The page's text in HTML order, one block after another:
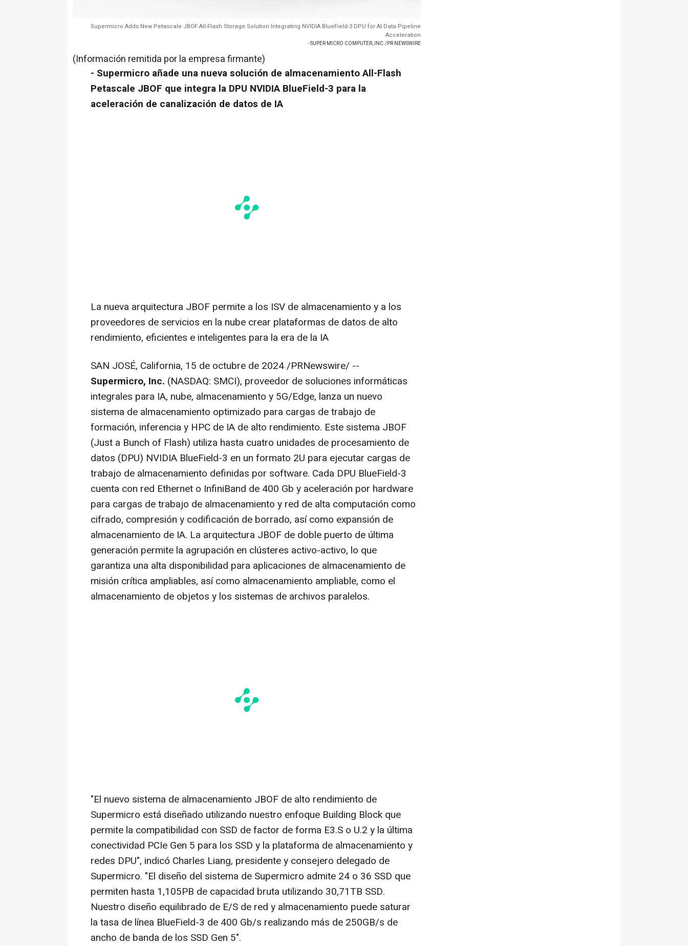
Supermicro Adds New Petascale JBOF All-Flash Storage Solution Integrating NVIDIA BlueField-3 DPU for AI Data Pipeline
Acceleration
- SUPER MICRO COMPUTER, INC./PR NEWSWIRE
(Información remitida por la empresa firmante)
- Supermicro añade una nueva solución de almacenamiento All-Flash
Petascale JBOF que integra la DPU NVIDIA BlueField-3 para la
aceleración de canalización de datos de IA
La nueva arquitectura JBOF permite a los ISV de almacenamiento y a los
proveedores de servicios en la nube crear plataformas de datos de alto
rendimiento, eficientes e inteligentes para la era de la IA
SAN JOSÉ, California, 15 de octubre de 2024/PRNewswire/ --
Supermicro, Inc. (NASDAQ: SMCI), proveedor de soluciones informáticas
integrales para IA, nube, almacenamiento y 5G/Edge, lanza un nuevo
sistema de almacenamiento optimizado para cargas de trabajo de
formación, inferencia y HPC de IA de alto rendimiento. Este sistema JBOF
(Just a Bunch of Flash) utiliza hasta cuatro unidades de procesamiento de
datos (DPU) NVIDIA BlueField-3 en un formato 2U para ejecutar cargas de
trabajo de almacenamiento definidas por software. Cada DPU BlueField-3
cuenta con red Ethernet o InfiniBand de 400 Gb y aceleración por hardware
para cargas de trabajo de almacenamiento y red de alta computación como
cifrado, compresión y codificación de borrado, así como expansión de
almacenamiento de IA. La arquitectura JBOF de doble puerto de última
generación permite la agrupación en clústeres activo-activo, lo que
garantiza una alta disponibilidad para aplicaciones de almacenamiento de
misión crítica ampliables, así como almacenamiento ampliable, como el
almacenamiento de objetos y los sistemas de archivos paralelos.
"El nuevo sistema de almacenamiento JBOF de alto rendimiento de
Supermicro está diseñado utilizando nuestro enfoque Building Block que
permite la compatibilidad con SSD de factor de forma E3.S o U.2 y la última
conectividad PCIe Gen 5 para los SSD y la plataforma de almacenamiento y
redes DPU", indicó Charles Liang, presidente y consejero delegado de
Supermicro. "El diseño del sistema de Supermicro admite 24 o 36 SSD que
permiten hasta 1,105PB de capacidad bruta utilizando 30,71TB SSD.
Nuestro diseño equilibrado de E/S de red y almacenamiento puede saturar
la tasa de línea BlueField-3 de 400 Gb/s realizando más de 250GB/s de
ancho de banda de los SSD Gen 5".